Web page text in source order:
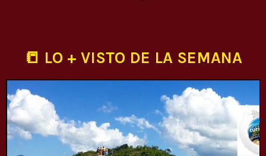
📒 LO + VISTO DE LA SEMANA